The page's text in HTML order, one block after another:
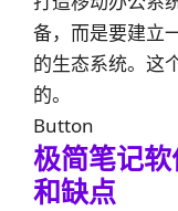
备，而是要建立
的生态系统。这
的。
Button
极简笔记
和缺点